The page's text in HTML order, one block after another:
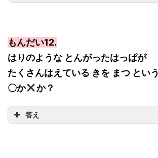
もんだい12.
はりのような とんがったはっぱが
たくさんはえている きを まつ という
〇か
か？
答え